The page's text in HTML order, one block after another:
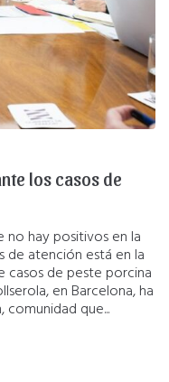
los casos de
hay positivos en la
de atención está en la
casos de peste porcina
en Barcelona, ha
que...